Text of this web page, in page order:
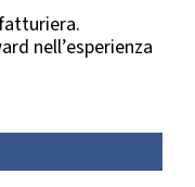
nell’esperienza